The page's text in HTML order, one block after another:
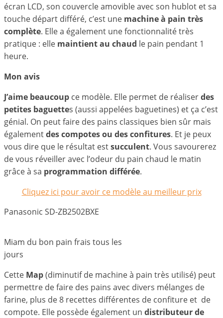
écran LCD, son couvercle amovible avec son hublot et sa
touche départ différé, c’est une machine à pain très
complète. Elle a également une fonctionnalité très
pratique : elle maintient au chaud le pain pendant 1
heure.
Mon avis
J’aime beaucoup ce modèle. Elle permet de réaliserdes
petites baguettes (aussi appelées baguetines) et ça c’est
génial. On peut faire des pains classiques bien sûr mais
égalementdes compotes ou des confitures. Et je peux
vous dire que le résultat estsucculent. Vous savourerez
de vous réveiller avec l’odeur du pain chaud le matin
grâce à sa programmation différée.
Cliquez ici pour avoir ce modèle au meilleur prix
Panasonic SD-ZB2502BXE
Miam du bon pain frais tous les
jours
Cette Map(diminutif de machine à pain très utilisé) peut
permettre de faire des pains avec divers mélanges de
farine, plus de 8 recettes différentes de confiture et de
compote. Elle possède également un distributeur de